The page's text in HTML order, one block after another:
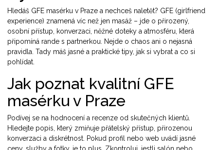
Hledáš GFE masérku v Praze a nechceš naletět? GFE (girlfriend
experience) znamená víc než jen masáž – jde o přirozený,
osobní přístup, konverzaci, něžné doteky a atmosféru, která
připomíná rande s partnerkou. Nejde o chaos ani o nejasná
pravidla. Tady máš jasné a praktické tipy, jak si vybrat a co si
pohlídat.
Jak poznat kvalitní GFE
masérku v Praze
Podívej se na hodnocení a recenze od skutečných klientů.
Hledejte popis, který zmiňuje přátelský přístup, přirozenou
konverzaci a diskrétnost. Pokud profil nebo web uvádí jasné